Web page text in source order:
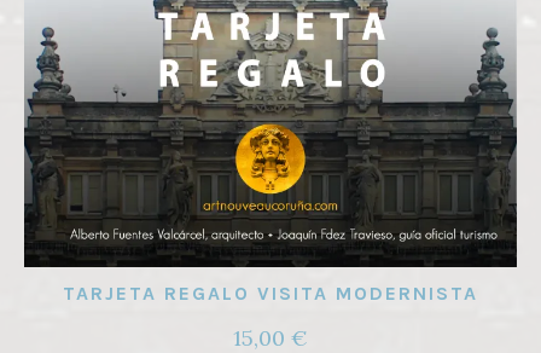
TARJETA REGALO VISITA MODERNISTA
15,00 €